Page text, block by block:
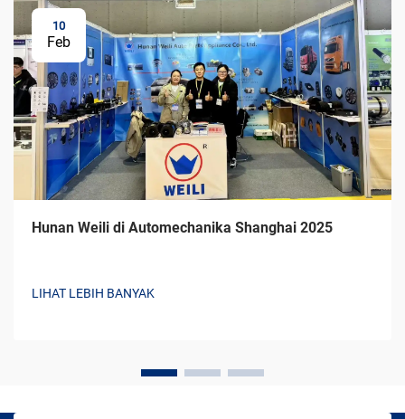
10
Feb
Hunan Weili di Automechanika Shanghai 2025
LIHAT LEBIH BANYAK